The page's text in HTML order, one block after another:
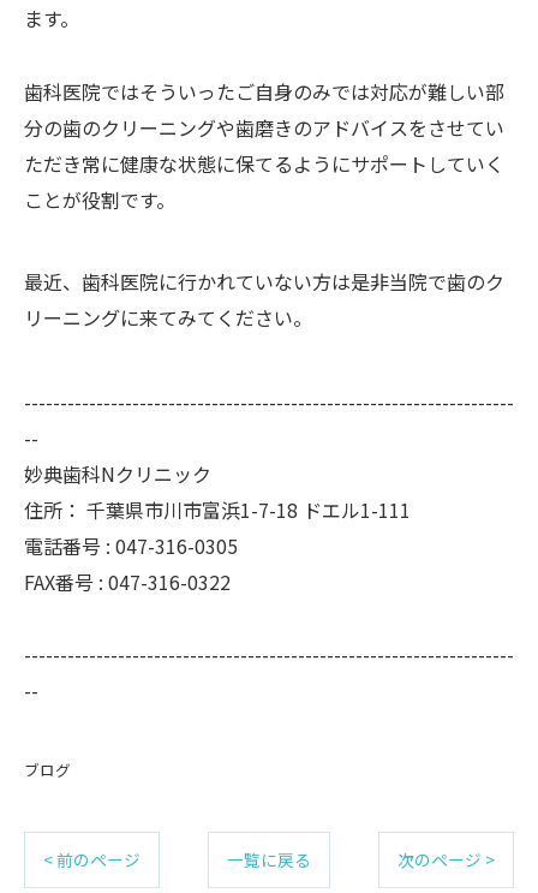
ます。
歯科医院ではそういったご自身のみでは対応が難しい部
分の歯のクリーニングや歯磨きのアドバイスをさせてい
ただき常に健康な状態に保てるようにサポートしていく
ことが役割です。
最近、歯科医院に行かれていない方は是非当院で歯のク
リーニングに来てみてください。
--------------------------------------------------------------------
--
妙典歯科Nクリニック
住所： 千葉県市川市富浜1-7-18 ドエル1-111
電話番号 : 047-316-0305
FAX番号 : 047-316-0322
--------------------------------------------------------------------
--
ブログ
< 前のページ 一覧に戻る 次のページ >